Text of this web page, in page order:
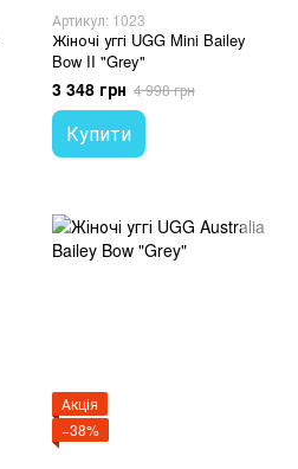
Артикул: 1023
Жіночі уггі UGG Mini Bailey
Bow II "Grey"
3 348 грн 4 998 грн
Купити
Акція
−38%